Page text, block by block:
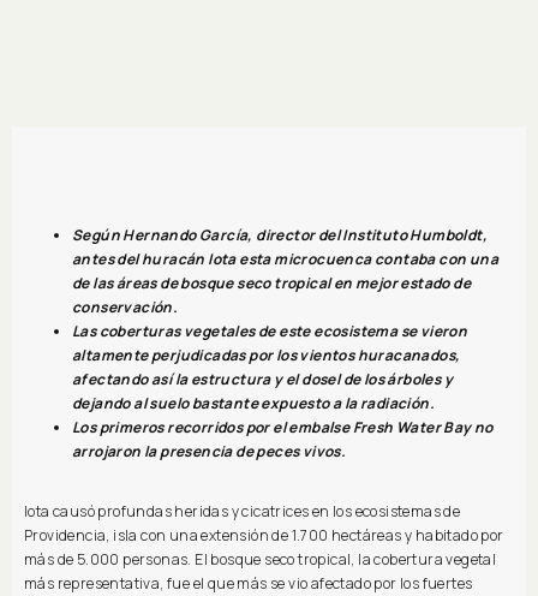
Según Hernando García, director del Instituto Humboldt,
antes del huracán Iota esta microcuenca contaba con una
de las áreas de bosque seco tropical en mejor estado de
conservación.
Las coberturas vegetales de este ecosistema se vieron
altamente perjudicadas por los vientos huracanados,
afectando así la estructura y el dosel de los árboles y
dejando al suelo bastante expuesto a la radiación.
Los primeros recorridos por el embalse Fresh Water Bay no
arrojaron la presencia de peces vivos.
Iota causó profundas heridas y cicatrices en los ecosistemas de
Providencia, isla con una extensión de 1.700 hectáreas y habitado por
más de 5.000 personas. El bosque seco tropical, la cobertura vegetal
más representativa, fue el que más se vio afectado por los fuertes